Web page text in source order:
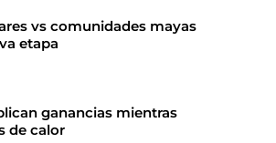
vs comunidades mayas
etapa
ganancias mientras
de calor